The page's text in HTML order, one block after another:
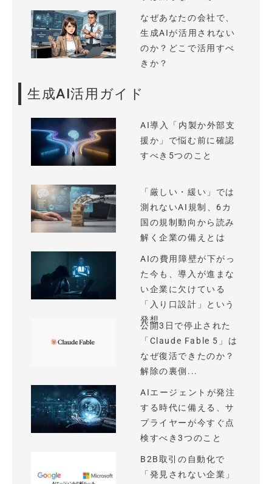
なぜあなたの会社で、
生成AIが活用されない
のか？どこで活用すべ
きか？
生成AI活用ガイド
AI導入「内製か外部支
援か」で悩む前に確認
すべき5つのこと
「厳しい・緩い」では
測れないAI規制、6カ
国の規制動向から読み
解く企業の備えとは
AIの費用障壁が下がっ
た今も、導入が進まな
い企業に欠けている
「入り口設計」という
発想
公開3日で停止された
「Claude Fable 5」は
なぜ復活できたのか？
解除の裏側...
AIエージェントが発注
する時代に備える、サ
プライヤーが今すぐ点
検すべき3つのこと
B2B取引の自動化で
「発見されない企業」